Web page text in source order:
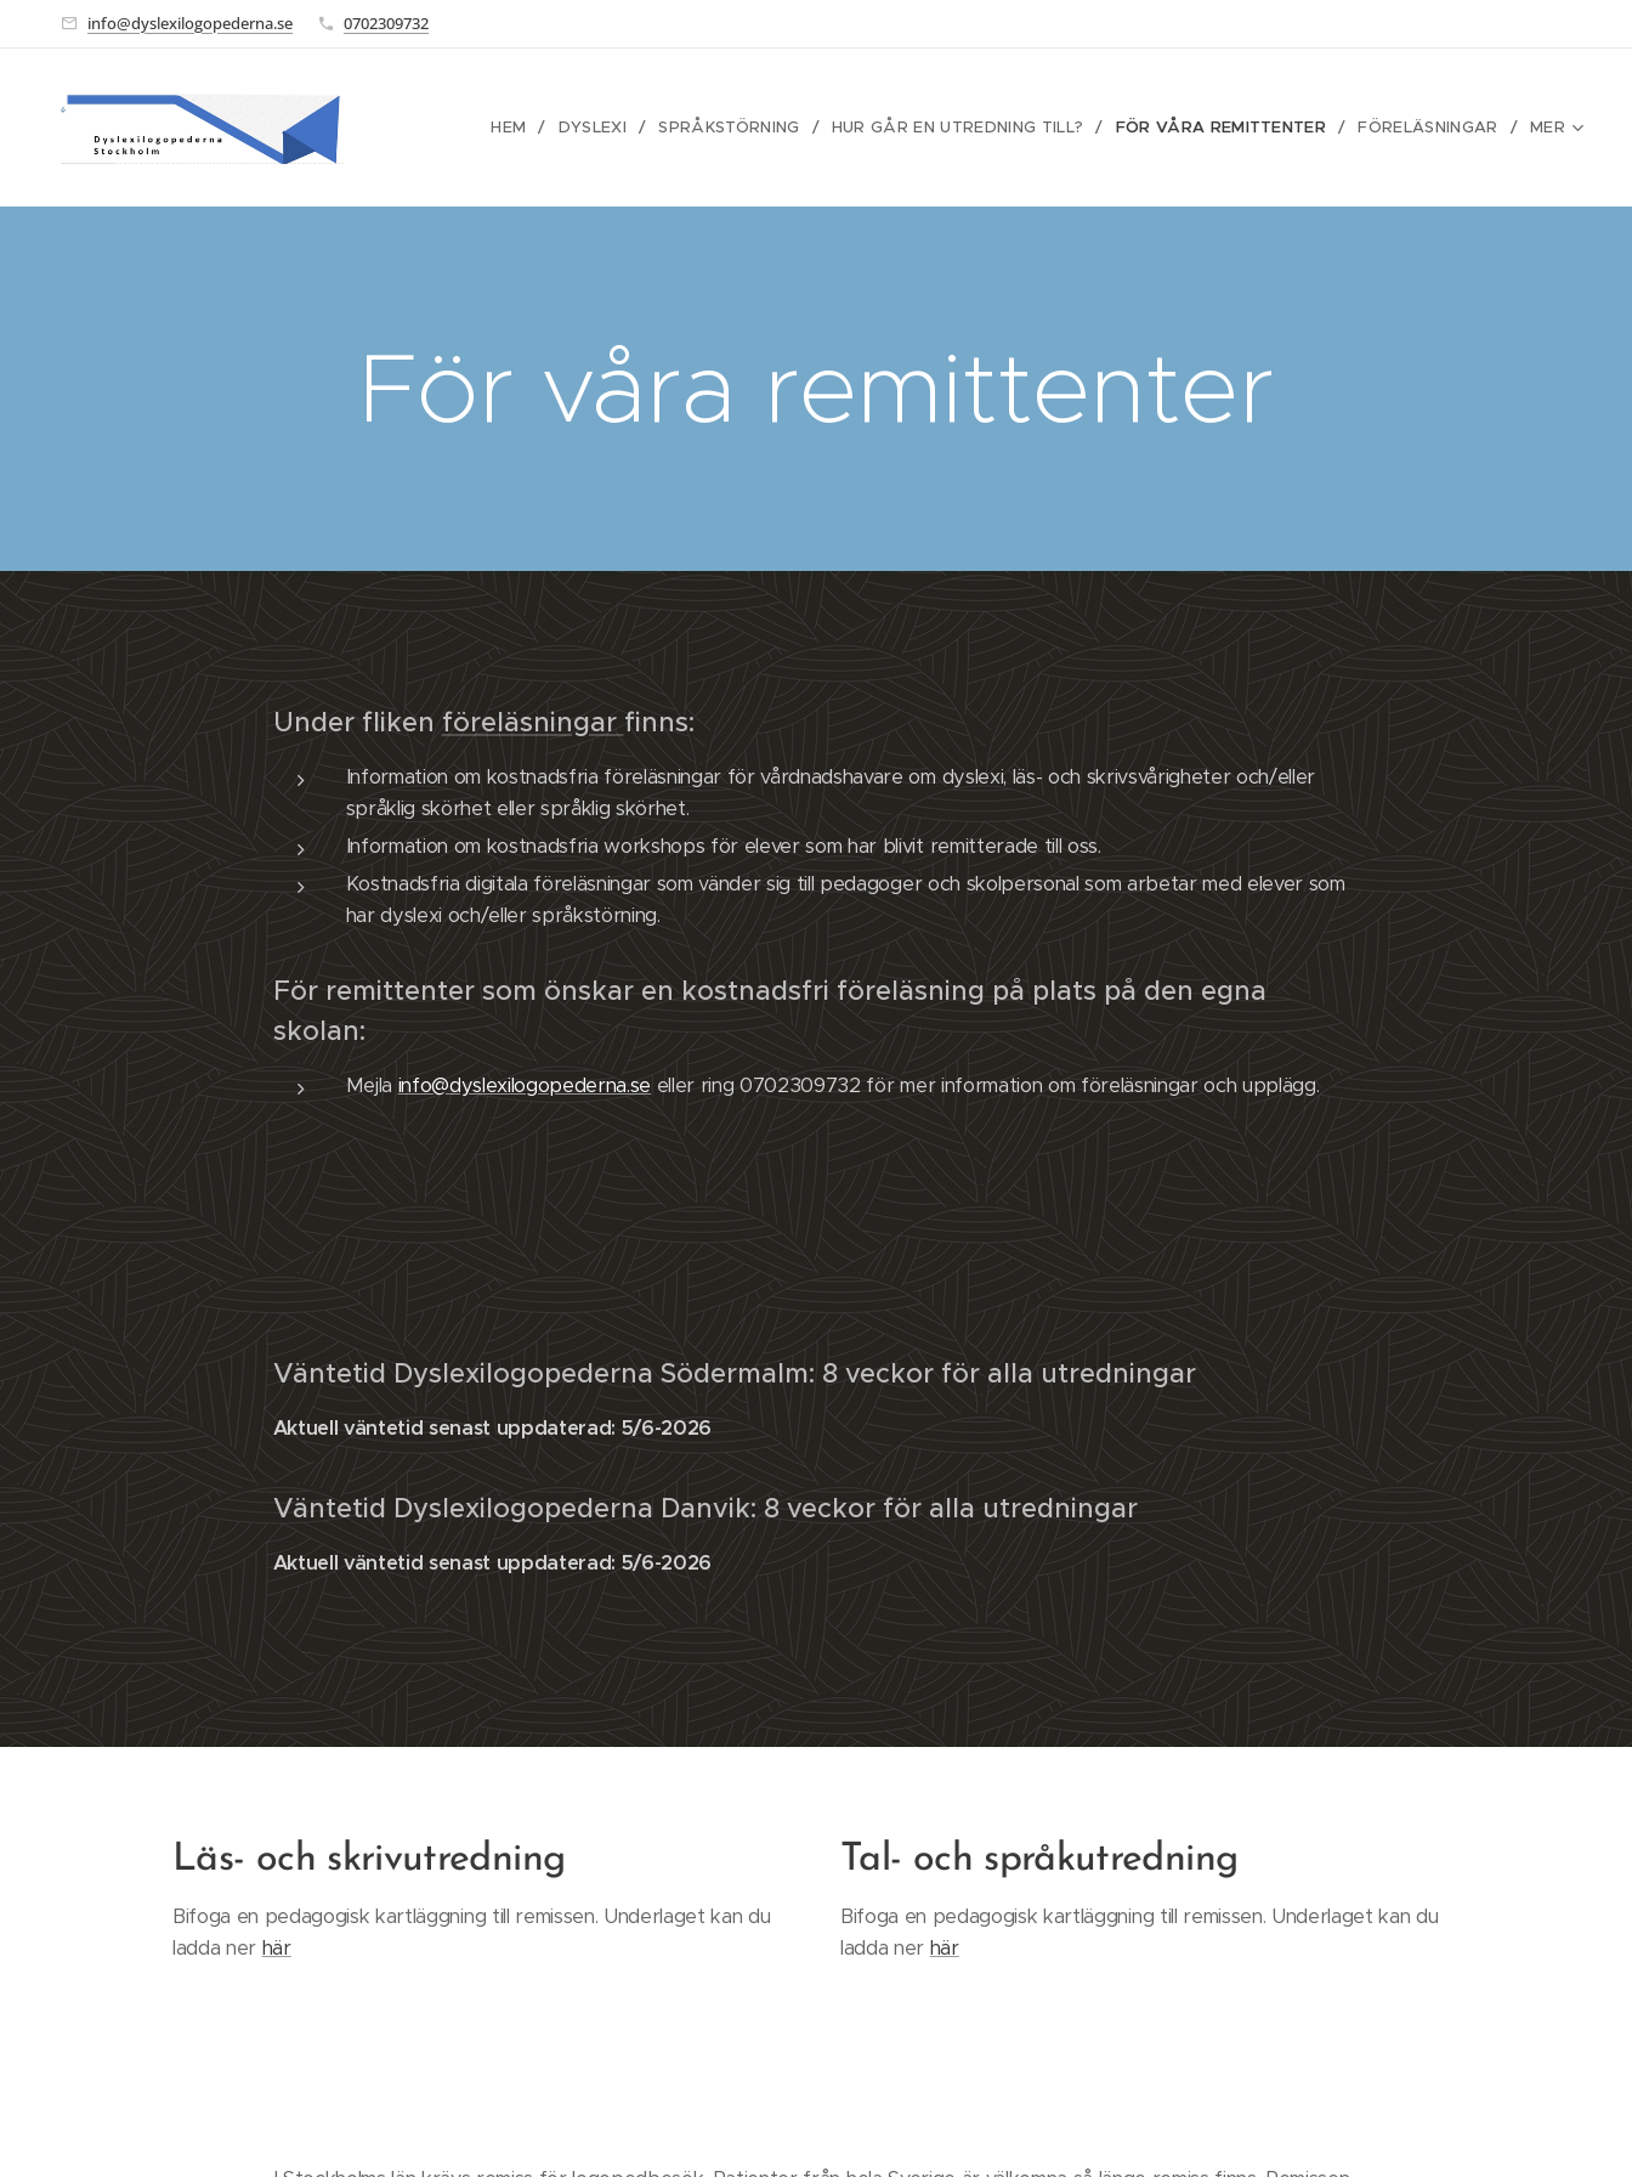
info@dyslexilogopederna.se 0702309732
HEM DYSLEXI SPRÅKSTÖRNING HUR GÅR EN UTREDNING TILL? FÖR VÅRA REMITTENTER FÖRELÄSNINGAR MER
För våra remittenter
Under fliken föreläsningar finns:
Information om kostnadsfria föreläsningar för vårdnadshavare om dyslexi, läs- och skrivsvårigheter och/eller
språklig skörhet eller språklig skörhet.
Information om kostnadsfria workshops för elever som har blivit remitterade till oss.
Kostnadsfria digitala föreläsningar som vänder sig till pedagoger och skolpersonal som arbetar med elever som
har dyslexi och/eller språkstörning.
För remittenter som önskar en kostnadsfri föreläsning på plats på den egna
skolan:
Mejla info@dyslexilogopederna.se eller ring 0702309732 för mer information om föreläsningar och upplägg.
Väntetid Dyslexilogopederna Södermalm: 8 veckor för alla utredningar
Aktuell väntetid senast uppdaterad: 5/6-2026
Väntetid Dyslexilogopederna Danvik: 8 veckor för alla utredningar
Aktuell väntetid senast uppdaterad: 5/6-2026
Läs- och skrivutredning
Bifoga en pedagogisk kartläggning till remissen. Underlaget kan du
ladda ner här
Tal- och språkutredning
Bifoga en pedagogisk kartläggning till remissen. Underlaget kan du
ladda ner här